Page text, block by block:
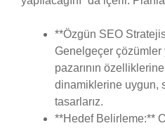
**Özgün SEO
Genelgeçer
pazarının
dinamiklerine uygun,
tasarlarız.
**Hedef Belirleme:**